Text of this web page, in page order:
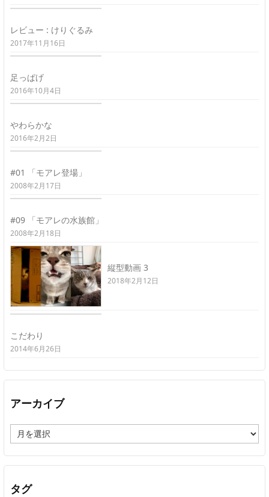
レビュー : けりぐるみ
2017年11月16日
足っぱげ
2016年10月4日
やわらかな
2016年2月2日
#01 「モアレ登場」
2008年2月17日
#09 「モアレの水族館」
2008年2月18日
縦型動画 3
2018年2月12日
こだわり
2014年6月26日
アーカイブ
ー
カ
イ
タグ